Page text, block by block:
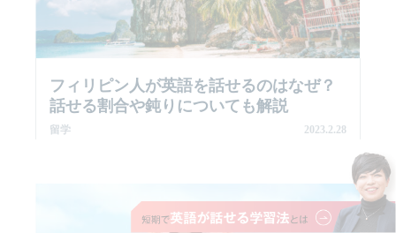
フィリピン人が英語を話せるのはなぜ？
話せる割合や鈍りについても解説
留学 2023.2.28